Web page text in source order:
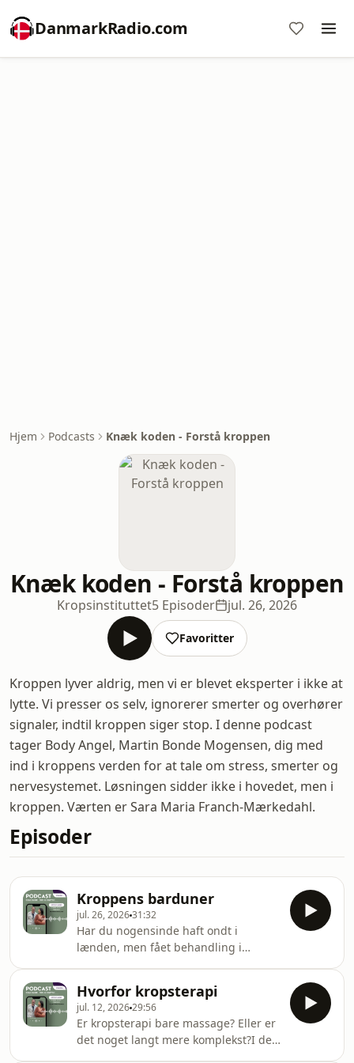
DanmarkRadio.com
Hjem Podcasts Knæk koden - Forstå kroppen
Knæk koden - Forstå kroppen
Kropsinstituttet5 Episoder jul. 26, 2026
Favoritter
Kroppen lyver aldrig, men vi er blevet eksperter i ikke at
lytte. Vi presser os selv, ignorerer smerter og overhører
signaler, indtil kroppen siger stop. I denne podcast
tager Body Angel, Martin Bonde Mogensen, dig med
ind i kroppens verden for at tale om stress, smerter og
nervesystemet. Løsningen sidder ikke i hovedet, men i
kroppen. Værten er Sara Maria Franch-Mærkedahl.
Episoder
Kroppens barduner
jul. 26, 202631:32
Har du nogensinde haft ondt i
lænden, men fået behandling i
Kroppen er ikke bygget i enkeltdele.
Den er bygget som et
sammenhængende system. I dette
afsnit knækker vi koden til kroppens
Hvorfor kropsterapi
jul. 12, 202629:56
Er kropsterapi bare massage? Eller er
det noget langt mere komplekst?I det